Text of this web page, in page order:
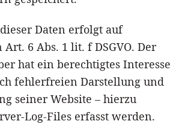
Daten erfolgt auf
6 Abs. 1 lit. f DSGVO. Der
hat ein berechtigtes Interesse
fehlerfreien Darstellung und
seiner Website – hierzu
Log-Files erfasst werden.